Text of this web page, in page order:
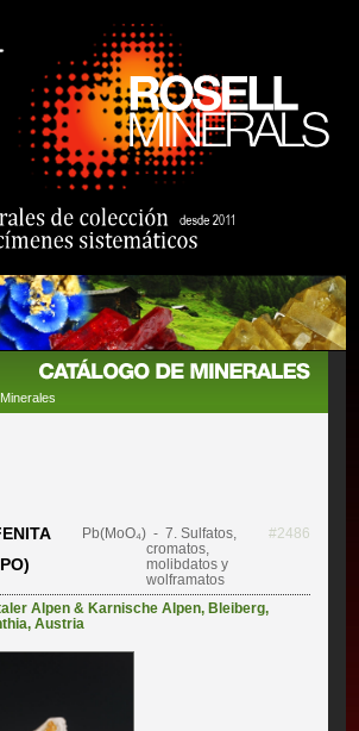
Minerales
Pb(MoO₄) - 7. Sulfatos,
cromatos,
molibdatos y
wolframatos
#2486
Alpen & Karnische Alpen, Bleiberg,
,Austria